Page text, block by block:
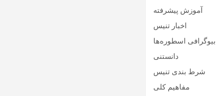
آموزش پیشرفته
اخبار تنیس
بیوگرافی اسطوره‌ها
دانستنی
شرط بندی تنیس
مفاهیم کلی